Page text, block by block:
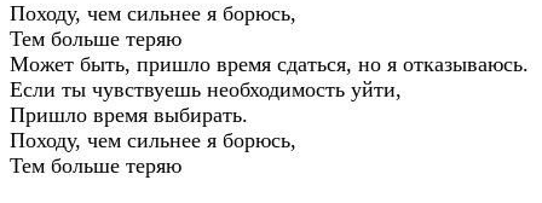
Походу, чем сильнее я борюсь,
Тем больше теряю
Может быть, пришло время сдаться, но я отказываюсь.
Если ты чувствуешь необходимость уйти,
Пришло время выбирать.
Походу, чем сильнее я борюсь,
Тем больше теряю